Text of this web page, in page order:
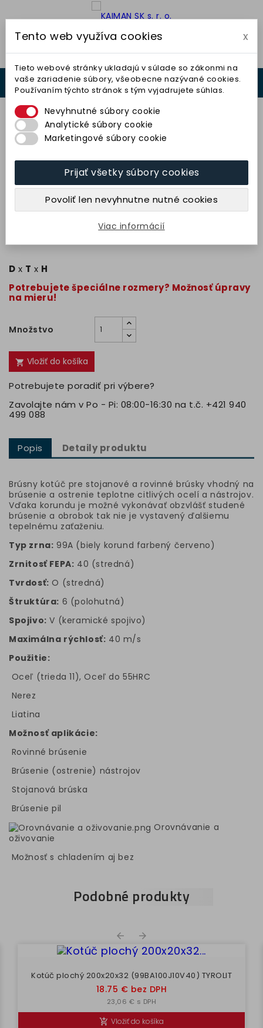
 

Kotúč plochý 175x20x20
(99A40O6V40) TYROLIT
17,50 € bez DPH 21,53 € s DPH
D x T x H
Potrebujete špeciálne rozmery? Možnosť úpravy
na mieru!
Množstvo
 Vložiť do košíka
Potrebujete poradiť pri výbere?
Zavolajte nám v Po - Pi: 08:00-16:30 na t.č. +421 940
499 088
Popis Detaily produktu
Brúsny kotúč pre stojanové a rovinné brúsky vhodný na
brúsenie a ostrenie teplotne citlivých ocelí a nástrojov.
Vďaka korundu je možné vykonávať obzvlášť studené
brúsenie a obrobok tak nie je vystavený ďalšiemu
tepelnému zaťaženiu.
Typ zrna: 99A (biely korund farbený červeno)
Zrnitosť FEPA: 40 (stredná)
Tvrdosť: O (stredná)
Štruktúra: 6 (polohutná)
Spojivo: V (keramické spojivo)
Maximálna rýchlosť: 40 m/s
Použitie:
Oceľ (trieda 11), Oceľ do 55HRC
Nerez
Liatina
Možnosť aplikácie:
Rovinné brúsenie
Brúsenie (ostrenie) nástrojov
Stojanová brúska
Brúsenie pil
Orovnávanie a
oživovanie
Možnosť s chladením aj bez
Podobné produkty
 
Kotúč plochý 200x20x32 (99BA100J10V40) TYROLIT
Cena
18.75 € bez DPH
23,06 € s DPH
 Vložiť do košíka
Tento web využíva cookies x
Tieto webové stránky ukladajú v súlade so zákonmi na
vaše zariadenie súbory, všeobecne nazývané cookies.
Používaním týchto stránok s tým vyjadrujete súhlas.
Nevyhnutné súbory cookie
Analytické súbory cookie
Marketingové súbory cookie
Prijať všetky súbory cookies
Povoliť len nevyhnutne nutné cookies
Viac informácií